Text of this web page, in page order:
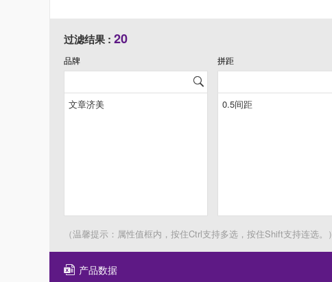
过滤结果 : 20
品牌 拼距
（温馨提示：属性值框内，按住Ctrl支持多选，按住Shift支持连选。）
产品数据